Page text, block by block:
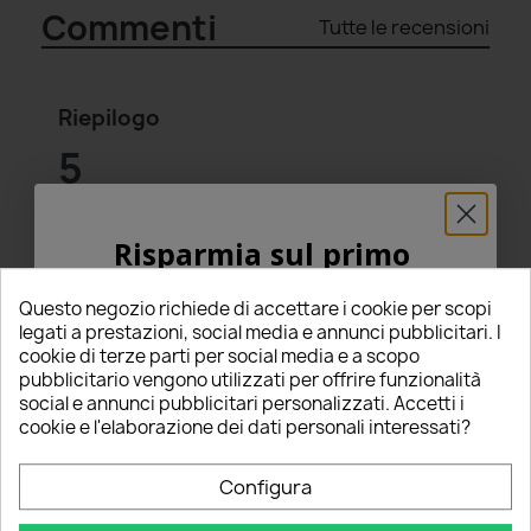
Commenti Tutte le recensioni
Riepilogo
5
5 starstarstarstarstar (7)
4 starstarstarstarstar_border (0)
3 starstarstarstar_borderstar_border (0)
2 starstarstar_border star_borderstar_border (0)
1 starstar_borderstar_borderstar_borderstar_border (0)
Scrivi una recensione
Questo negozio richiede di accettare i cookie per scopi
legati a prestazioni, social media e annunci pubblicitari. I
cookie di terze parti per social media e a scopo
pubblicitario vengono utilizzati per offrire funzionalità
social e annunci pubblicitari personalizzati. Accetti i
cookie e l'elaborazione dei dati personali interessati?
Configura
Risparmia sul primo
5% PER TE!
Inserisci la tua email qui sotto per ricevere il
5% DI SCONTOsul tuo primo ordine!
Nome